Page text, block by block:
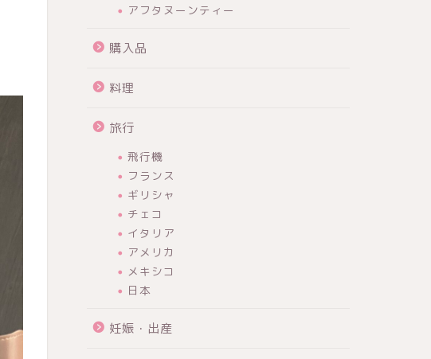
アフタヌーンティー
購入品
料理
旅行
飛行機
フランス
ギリシャ
チェコ
イタリア
アメリカ
メキシコ
日本
妊娠・出産